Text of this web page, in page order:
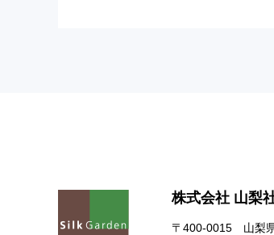
株式会社 山梨
〒400-0015 山梨